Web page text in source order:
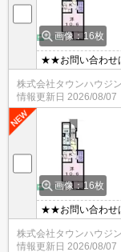
画像：16枚
★★お問い合わせ
株式会社タウンハウジ
情報更新日 2026/08/07
画像：16枚
★★お問い合わせ
株式会社タウンハウジ
情報更新日 2026/08/07